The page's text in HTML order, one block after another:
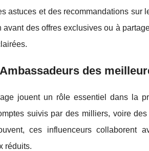
astuces et des recommandations sur
avant des offres exclusives ou à
des
jouent un rôle essentiel dans la
suivis par des milliers, voire
ces influenceurs
réduits.